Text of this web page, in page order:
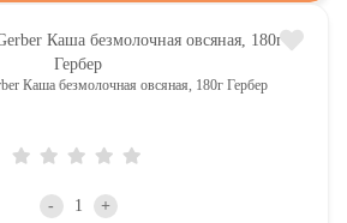
безмолочная овсяная, 180г Гербер
- +